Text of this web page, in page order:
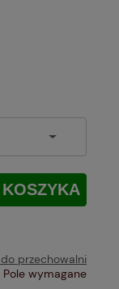
przechowalni
Pole wymagane